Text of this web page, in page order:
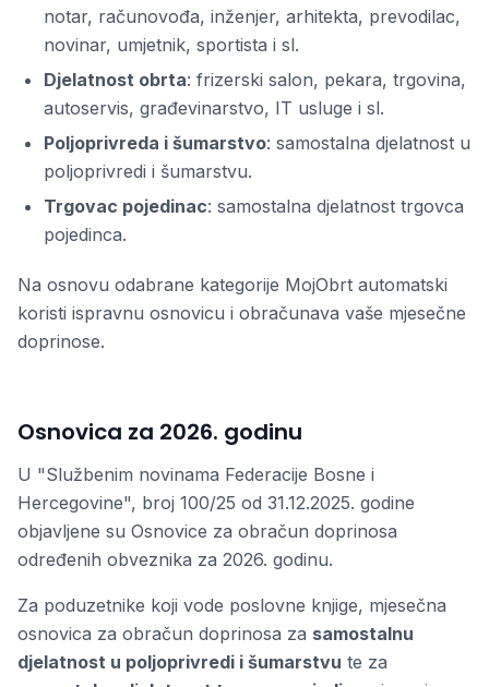
notar, računovođa, inženjer, arhitekta, prevodilac,
novinar, umjetnik, sportista i sl.
Djelatnost obrta: frizerski salon, pekara, trgovina,
autoservis, građevinarstvo, IT usluge i sl.
Poljoprivreda i šumarstvo: samostalna djelatnost u
poljoprivredi i šumarstvu.
Trgovac pojedinac: samostalna djelatnost trgovca
pojedinca.
Na osnovu odabrane kategorije MojObrt automatski
koristi ispravnu osnovicu i obračunava vaše mjesečne
doprinose.
Osnovica za 2026. godinu
U "Službenim novinama Federacije Bosne i
Hercegovine", broj 100/25 od 31.12.2025. godine
objavljene su Osnovice za obračun doprinosa
određenih obveznika za 2026. godinu.
Za poduzetnike koji vode poslovne knjige, mjesečna
osnovica za obračun doprinosa za samostalnu
djelatnost u poljoprivredi i šumarstvu te za